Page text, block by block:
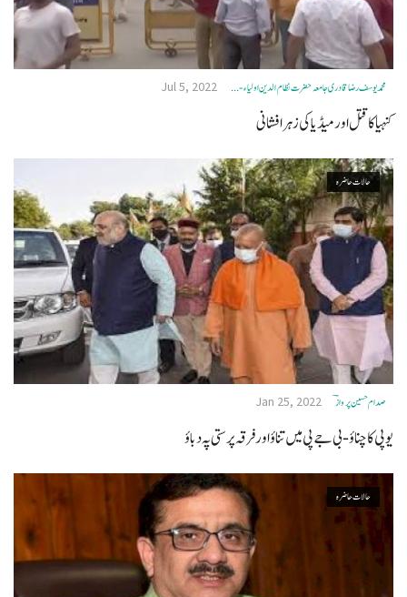
محمد یوسف رضا قادری جامعہ حضرت نظام الدین اولیاء- ... Jul 5, 2022
کنہیا کاقتل اور میڈیاکی زہر افشانی
حالات حاضرہ
صدام حسین پروازؔ Jan 25, 2022
یوپی کا چناؤ - بی جے پی میں تناؤ اور فرقہ پرستی پہ دباؤ
حالات حاضرہ